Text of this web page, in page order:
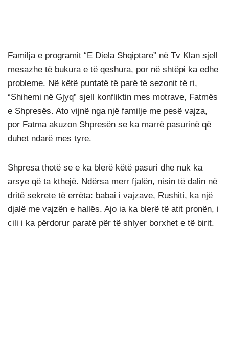
Familja e programit “E Diela Shqiptare” në Tv Klan sjell
mesazhe të bukura e të qeshura, por në shtëpi ka edhe
probleme. Në këtë puntatë të parë të sezonit të ri,
“Shihemi në Gjyq” sjell konfliktin mes motrave, Fatmës
e Shpresës. Ato vijnë nga një familje me pesë vajza,
por Fatma akuzon Shpresën se ka marrë pasurinë që
duhet ndarë mes tyre.
Shpresa thotë se e ka blerë këtë pasuri dhe nuk ka
arsye që ta kthejë. Ndërsa merr fjalën, nisin të dalin në
dritë sekrete të errëta: babai i vajzave, Rushiti, ka një
djalë me vajzën e hallës. Ajo ia ka blerë të atit pronën, i
cili i ka përdorur paratë për të shlyer borxhet e të birit.